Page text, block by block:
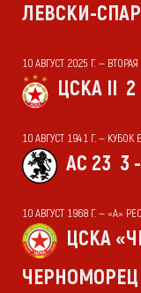
ЛЕВСКИ-
10 АВГУСТ 2025 Г. —
ЦСКА II 2
10 АВГУСТ 1941 Г. —
АС 23 3
10 АВГУСТ 1968 Г. — «А»
ЦСКА
ЧЕРНОМОРЕЦ